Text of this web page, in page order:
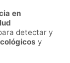
en
detectar y
y